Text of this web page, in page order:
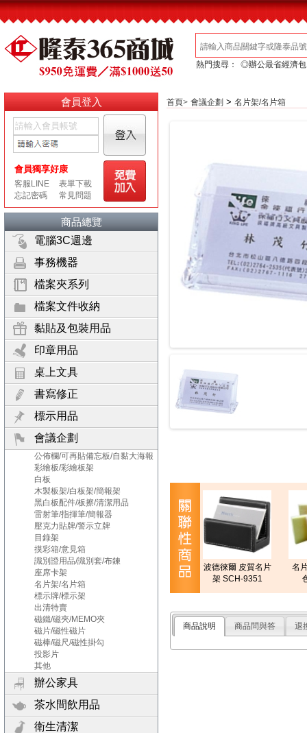
熱門搜尋： ◎辦公最省經濟包
會員登入
商品總覽
電腦3C週邊
事務機器
檔案夾系列
檔案文件收納
黏貼及包裝用品
印章用品
桌上文具
書寫修正
標示用品
會議企劃
公佈欄/可再貼備忘板/自黏大海報
彩繪板/彩繪板架
白板
木製板架/白板架/簡報架
黑白板配件/板擦/清潔用品
雷射筆/指揮筆/簡報器
壓克力貼牌/警示立牌
目錄架
摸彩箱/意見箱
識別證用品/識別套/布鍊
座席卡架
名片架/名片箱
標示牌/標示架
出清特賣
磁鐵/磁夾/MEMO夾
磁片/磁性磁片
磁棒/磁尺/磁性掛勾
投影片
其他
辦公家具
茶水間飲用品
衛生清潔
首頁> 會議企劃 > 名片架/名片箱
波德徠爾 皮質名片
架 SCH-9351
名
商品說明 商品問與答 退